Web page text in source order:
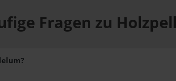
Fragen zu